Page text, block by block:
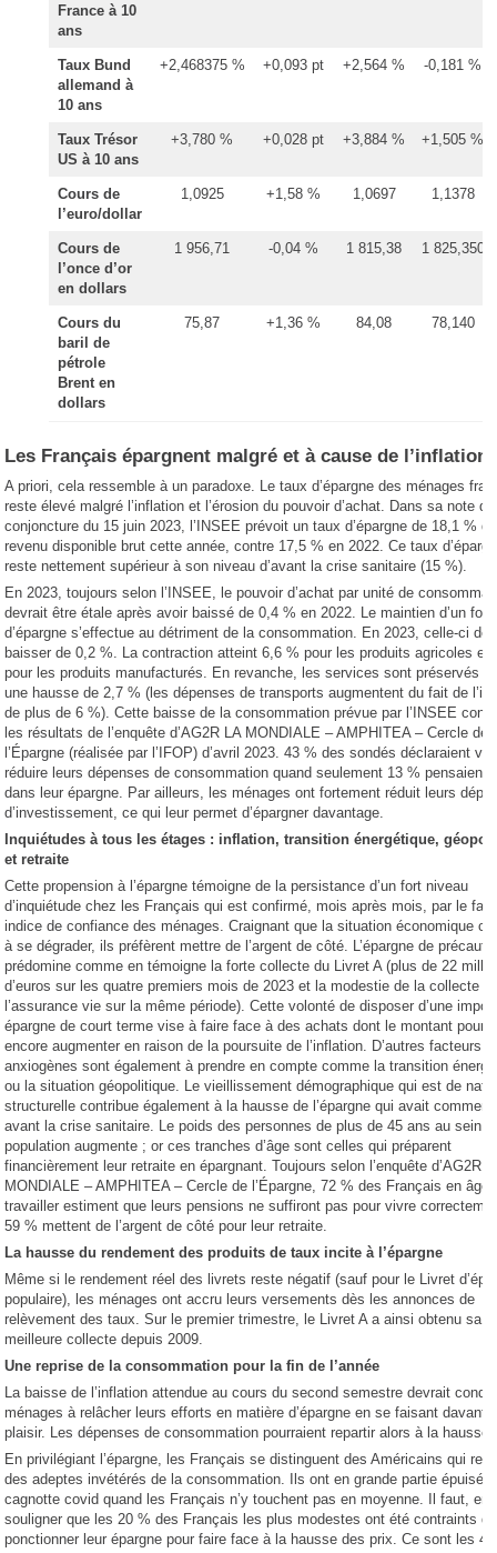
France à 10
ans
Taux Bund
allemand à
10 ans
+2,468375 % +0,093 pt +2,564 % -0,181 %
Taux Trésor
US à 10 ans
+3,780 % +0,028 pt +3,884 % +1,505 %
Cours de
l’euro/dollar
1,0925 +1,58 % 1,0697 1,1378
Cours de
l’once d’or
en dollars
1 956,71 -0,04 % 1 815,38 1 825,350
Cours du
baril de
pétrole
Brent en
dollars
75,87 +1,36 % 84,08 78,140
Les Français épargnent malgré et à cause de l’inflation
A priori, cela ressemble à un paradoxe. Le taux d’épargne des ménages
reste élevé malgré l’inflation et l’érosion du pouvoir d’achat. Dans sa note de
conjoncture du 15 juin 2023, l’INSEE prévoit un taux d’épargne de 18,1 % du
revenu disponible brut cette année, contre 17,5 % en 2022. Ce taux
reste nettement supérieur à son niveau d’avant la crise sanitaire (15 %).
En 2023, toujours selon l’INSEE, le pouvoir d’achat par unité de
devrait être étale après avoir baissé de 0,4 % en 2022. Le maintien d’un fort
d’épargne s’effectue au détriment de la consommation. En 2023, celle-ci
baisser de 0,2 %. La contraction atteint 6,6 % pour les produits agricoles et
pour les produits manufacturés. En revanche, les services sont préservés
une hausse de 2,7 % (les dépenses de transports augmentent du fait de
de plus de 6 %). Cette baisse de la consommation prévue par l’INSEE
les résultats de l’enquête d’AG2R LA MONDIALE – AMPHITEA – Cercle de
l’Épargne (réalisée par l’IFOP) d’avril 2023. 43 % des sondés déclaraient
réduire leurs dépenses de consommation quand seulement 13 % pensaient
dans leur épargne. Par ailleurs, les ménages ont fortement réduit leurs
d’investissement, ce qui leur permet d’épargner davantage.
Inquiétudes à tous les étages : inflation, transition énergétique,
et retraite
Cette propension à l’épargne témoigne de la persistance d’un fort niveau
d’inquiétude chez les Français qui est confirmé, mois après mois, par le
indice de confiance des ménages. Craignant que la situation économique
à se dégrader, ils préfèrent mettre de l’argent de côté. L’épargne de
prédomine comme en témoigne la forte collecte du Livret A (plus de 22
d’euros sur les quatre premiers mois de 2023 et la modestie de la collecte
l’assurance vie sur la même période). Cette volonté de disposer d’une
épargne de court terme vise à faire face à des achats dont le montant
encore augmenter en raison de la poursuite de l’inflation. D’autres facteurs
anxiogènes sont également à prendre en compte comme la transition
ou la situation géopolitique. Le vieillissement démographique qui est de
structurelle contribue également à la hausse de l’épargne qui avait
avant la crise sanitaire. Le poids des personnes de plus de 45 ans au sein
population augmente ; or ces tranches d’âge sont celles qui préparent
financièrement leur retraite en épargnant. Toujours selon l’enquête d’AG2R
MONDIALE – AMPHITEA – Cercle de l’Épargne, 72 % des Français en âge
travailler estiment que leurs pensions ne suffiront pas pour vivre
59 % mettent de l’argent de côté pour leur retraite.
La hausse du rendement des produits de taux incite à l’épargne
Même si le rendement réel des livrets reste négatif (sauf pour le Livret
populaire), les ménages ont accru leurs versements dès les annonces de
relèvement des taux. Sur le premier trimestre, le Livret A a ainsi obtenu sa
meilleure collecte depuis 2009.
Une reprise de la consommation pour la fin de l’année
La baisse de l’inflation attendue au cours du second semestre devrait
ménages à relâcher leurs efforts en matière d’épargne en se faisant
plaisir. Les dépenses de consommation pourraient repartir alors à la hausse.
En privilégiant l’épargne, les Français se distinguent des Américains qui
des adeptes invétérés de la consommation. Ils ont en grande partie épuisé
cagnotte covid quand les Français n’y touchent pas en moyenne. Il faut, en
souligner que les 20 % des Français les plus modestes ont été contraints de
ponctionner leur épargne pour faire face à la hausse des prix. Ce sont les